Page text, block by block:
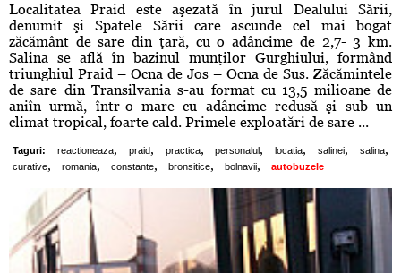
Localitatea Praid este aşezată în jurul Dealului Sării,
denumit şi Spatele Sării care ascunde cel mai bogat
zăcământ de sare din ţară, cu o adâncime de 2,7- 3 km.
Salina se află în bazinul munţilor Gurghiului, formând
triunghiul Praid – Ocna de Jos – Ocna de Sus. Zăcămintele
de sare din Transilvania s-au format cu 13,5 milioane de
aniîn urmă, într-o mare cu adâncime redusă şi sub un
climat tropical, foarte cald. Primele exploatări de sare ...
Taguri: reactioneaza, praid, practica, personalul, locatia, salinei, salina,
curative, romania, constante, bronsitice, bolnavii, autobuzele